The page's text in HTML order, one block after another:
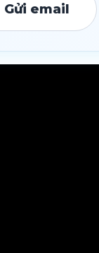
Gửi email